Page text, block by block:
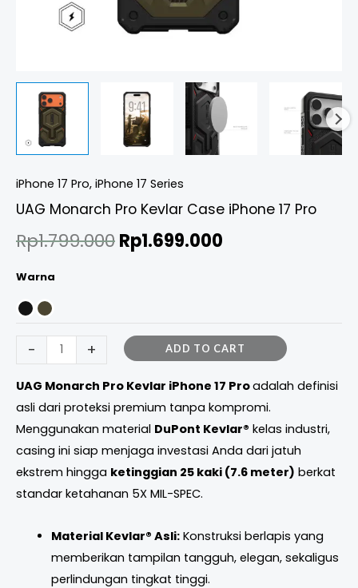
iPhone 17 Pro, iPhone 17 Series
UAG Monarch Pro Kevlar Case iPhone 17 Pro
Rp1.799.000Rp1.699.000
Warna
- + ADD TO CART
UAG Monarch Pro Kevlar iPhone 17 Proadalah definisi
asli dari proteksi premium tanpa kompromi.
Menggunakan material DuPont Kevlar® kelas industri,
casing ini siap menjaga investasi Anda dari jatuh
ekstrem hingga ketinggian 25 kaki (7.6 meter) berkat
standar ketahanan 5X MIL-SPEC.
Material Kevlar® Asli:Konstruksi berlapis yang
memberikan tampilan tangguh, elegan, sekaligus
perlindungan tingkat tinggi.